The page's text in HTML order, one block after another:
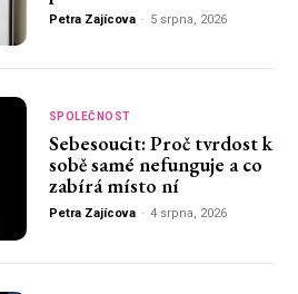
Petra Zajícova - 5 srpna, 2026
SPOLEČNOST
Sebesoucit: Proč tvrdost k
sobě samé nefunguje a co
zabírá místo ní
Petra Zajícova - 4 srpna, 2026